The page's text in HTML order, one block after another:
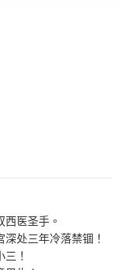
医圣手。
处三年冷落禁锢！
！